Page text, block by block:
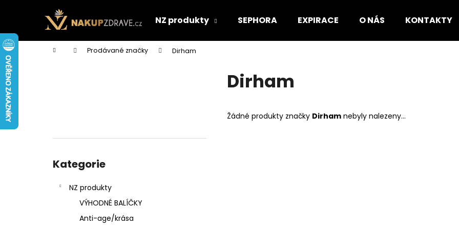
NZ produkty SEPHORA EXPIRACE O NÁS KONTAKTY
Domů Prodávané značky Dirham
kategorie
Kategorie
NZ produkty
VÝHODNÉ BALÍČKY
Anti-age/krása
Dirham
Žádné produkty značky Dirham nebyly nalezeny...
š
í
k
Zpět
do
Zpět
do